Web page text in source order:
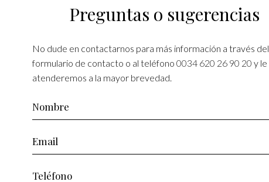
Preguntas o sugerencias
No dude en contactarnos para más información a través del
formulario de contacto o al teléfono 0034 620 26 90 20 y le
atenderemos a la mayor brevedad.